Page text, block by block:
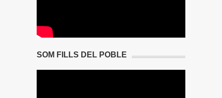
SOM FILLS DEL POBLE